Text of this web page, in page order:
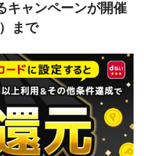
キャンペーンが開催
まで